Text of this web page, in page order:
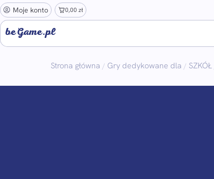
Moje konto 0,00 zł
beGame.pl
Strona główna / Gry dedykowane dla / SZKÓŁ